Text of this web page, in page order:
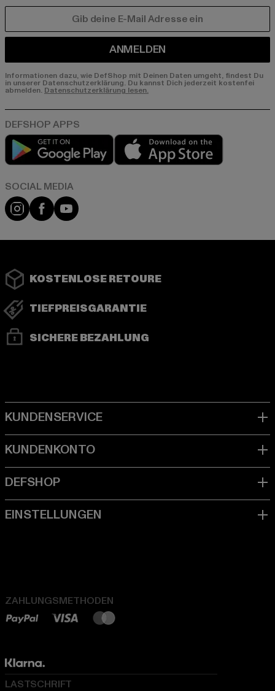
ANMELDEN
Informationen dazu, wie DefShop mit Deinen Daten umgeht, findest Du
in unserer Datenschutzerklärung. Du kannst Dich jederzeit kostenfei
abmelden. Datenschutzerklärung lesen.
Play market
Instagram
FacebookYouTube
KOSTENLOSE RETOURE
TIEFPREISGARANTIE
SICHERE BEZAHLUNG
ZAHLUNGSMETHODEN
LASTSCHRIFT